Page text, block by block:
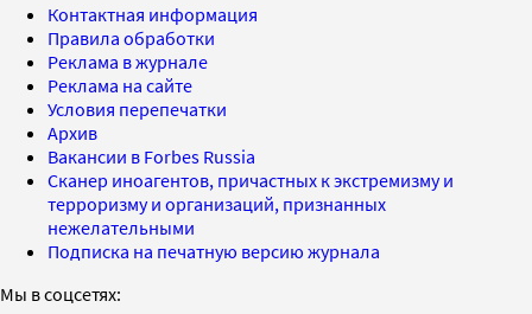
Контактная информация
Правила обработки
Реклама в журнале
Реклама на сайте
Условия перепечатки
Архив
Вакансии в Forbes Russia
Сканер иноагентов, причастных к экстремизму и
терроризму и организаций, признанных
нежелательными
Подписка на печатную версию журнала
Мы в соцсетях: